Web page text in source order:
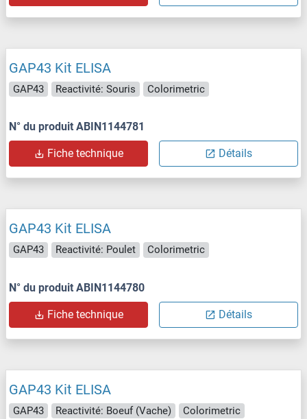
GAP43 Kit ELISA
GAP43 Reactivité: Souris Colorimetric
N° du produit ABIN1144781
Fiche technique Détails
GAP43 Kit ELISA
GAP43 Reactivité: Poulet Colorimetric
N° du produit ABIN1144780
Fiche technique Détails
GAP43 Kit ELISA
GAP43 Reactivité: Boeuf (Vache) Colorimetric